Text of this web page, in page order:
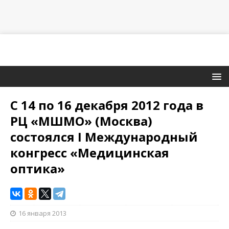
С 14 по 16 декабря 2012 года в
РЦ «МШМО» (Москва)
состоялся I Международный
конгресс «Медицинская
оптика»
16 января 2013